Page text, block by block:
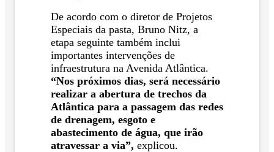
De acordo com o diretor de Projetos
Especiais da pasta, Bruno Nitz, a
etapa seguinte também inclui
importantes intervenções de
infraestrutura na Avenida Atlântica.
“Nos próximos dias, será necessário
realizar a abertura de trechos da
Atlântica para a passagem das redes
de drenagem, esgoto e
abastecimento de água, que irão
atravessar a via”, explicou.